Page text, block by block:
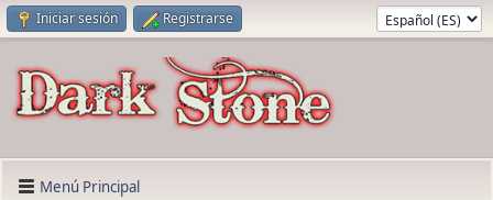
Iniciar sesión Registrarse
Menú Principal